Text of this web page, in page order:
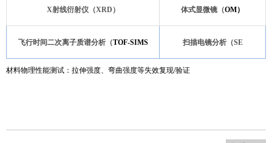
X射线衍射仪（XRD） 体式显微镜（OM）
飞行时间二次离子质谱分析（TOF-SIMS 扫描电镜分析（SE
材料物理性能测试：拉伸强度、弯曲强度等失效复现/验证